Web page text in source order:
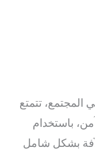
المجتمع، تتمتع
باستخدام
بشكل شامل